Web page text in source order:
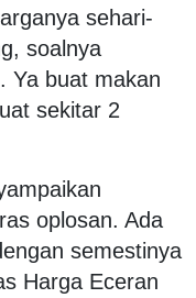
sehari-
soalnya
Ya buat makan
sekitar 2
oplosan. Ada
semestinya
Harga Eceran